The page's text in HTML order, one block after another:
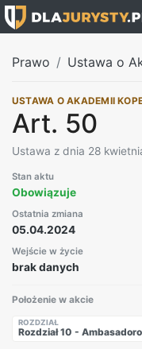
Prawo Ustawa o
USTAWA O AKADEMII
Art. 50
Ustawa z dnia 28
Stan aktu
Obowiązuje
Ostatnia zmiana
05.04.2024
Wejście w życie
brak danych
Położenie w akcie
ROZDZIAŁ
Rozdział 10 -